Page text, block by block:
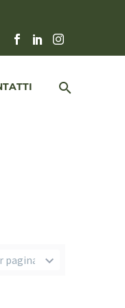
pagina